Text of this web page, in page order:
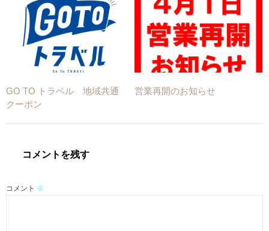
GO TO トラベル 地域共通
クーポン
営業再開のお知らせ
コメントを残す
コメント ※